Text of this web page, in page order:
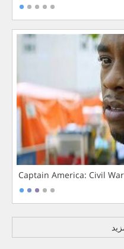
Captain America: Civil